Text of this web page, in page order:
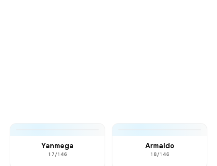
Yanmega
17/146
Armaldo
18/146